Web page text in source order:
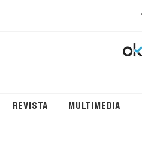
REVISTA MULTIMEDIA